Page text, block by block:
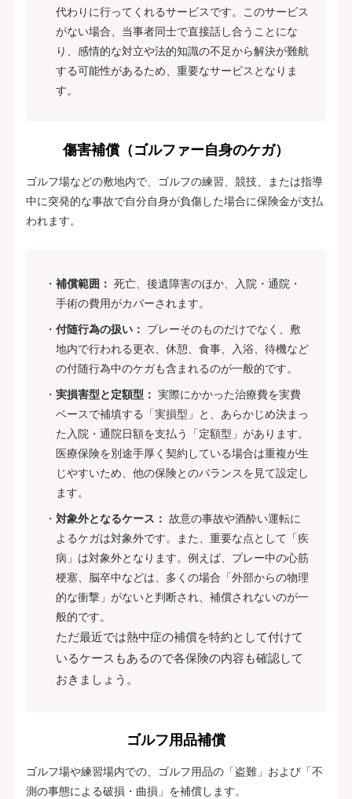
代わりに行ってくれるサービスです。このサービス
がない場合、当事者同士で直接話し合うことにな
り、感情的な対立や法的知識の不足から解決が難航
する可能性があるため、重要なサービスとなりま
す。
傷害補償（ゴルファー自身のケガ）
ゴルフ場などの敷地内で、ゴルフの練習、競技、または指導
中に突発的な事故で自分自身が負傷した場合に保険金が支払
われます。
補償範囲： 死亡、後遺障害のほか、入院・通院・
手術の費用がカバーされます。
付随行為の扱い： プレーそのものだけでなく、敷
地内で行われる更衣、休憩、食事、入浴、待機など
の付随行為中のケガも含まれるのが一般的です。
実損害型と定額型： 実際にかかった治療費を実費
ベースで補填する「実損型」と、あらかじめ決まっ
た入院・通院日額を支払う「定額型」があります。
医療保険を別途手厚く契約している場合は重複が生
じやすいため、他の保険とのバランスを見て設定し
ます。
対象外となるケース： 故意の事故や酒酔い運転に
よるケガは対象外です。また、重要な点として「疾
病」は対象外となります。例えば、プレー中の心筋
梗塞、脳卒中などは、多くの場合「外部からの物理
的な衝撃」がないと判断され、補償されないのが一
般的です。
ただ最近では熱中症の補償を特約として付けて
いるケースもあるので各保険の内容も確認して
おきましょう。
ゴルフ用品補償
ゴルフ場や練習場内での、ゴルフ用品の「盗難」および「不
測の事態による破損・曲損」を補償します。